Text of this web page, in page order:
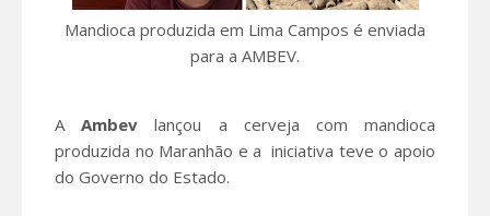
Mandioca produzida em Lima Campos é enviada
para a AMBEV.
AAmbev lançou a cerveja com mandioca
produzida no Maranhão e a iniciativa teve o apoio
do Governo do Estado.